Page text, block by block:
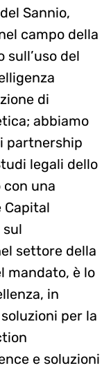
Sannio,
campo della
del
di
abbiamo
partnership
legali dello
con una
Capital
settore della
mandato, è lo
in
per la
e soluzioni